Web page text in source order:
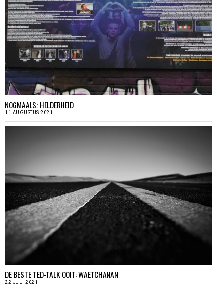
NOGMAALS: HELDERHEID
11 AUGUSTUS 2021
DE BESTE TED-TALK OOIT: WAETCHANAN
22 JULI 2021